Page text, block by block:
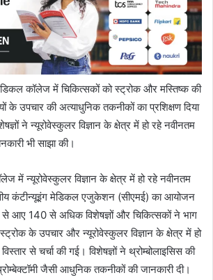
कॉलेज में चिकित्सकों को स्ट्रोक और मस्तिष्क की
के उपचार की अत्याधुनिक तकनीकों का प्रशिक्षण दिया
ने न्यूरोवेस्कुलर विज्ञान के क्षेत्र में हो रहे नवीनतम
भी साझा की।
में न्यूरोवेस्कुलर विज्ञान के क्षेत्र में हो रहे नवीनतम
कंटीन्यूइंग मेडिकल एजुकेशन (सीएमई) का आयोजन
आए 140 से अधिक विशेषज्ञों और चिकित्सकों ने भाग
के उपचार और न्यूरोवेस्कुलर विज्ञान के क्षेत्र में हो
से चर्चा की गई। विशेषज्ञों ने थ्रोम्बोलाइसिस की
जैसी आधुनिक तकनीकों की जानकारी दी।